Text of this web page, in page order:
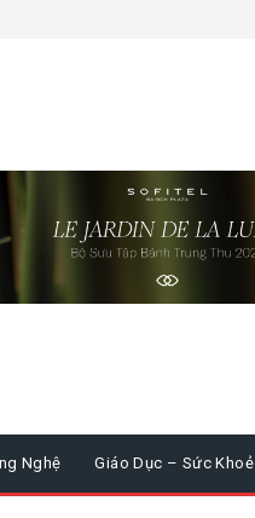
Nghệ Giáo Dục – Sức Khoẻ